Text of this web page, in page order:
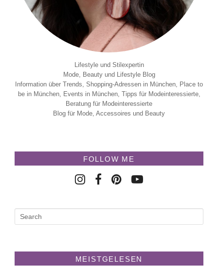
Lifestyle und Stilexpertin
Mode, Beauty und Lifestyle Blog
Information über Trends, Shopping-Adressen in München, Place to
be in München, Events in München, Tipps für Modeinteressierte,
Beratung für Modeinteressierte
Blog für Mode, Accessoires und Beauty
FOLLOW ME
MEISTGELESEN